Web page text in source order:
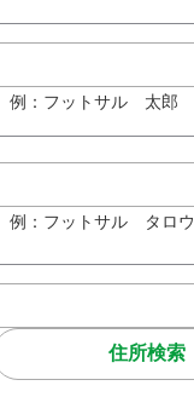
例：フットサル 太郎
例：フットサル タロウ